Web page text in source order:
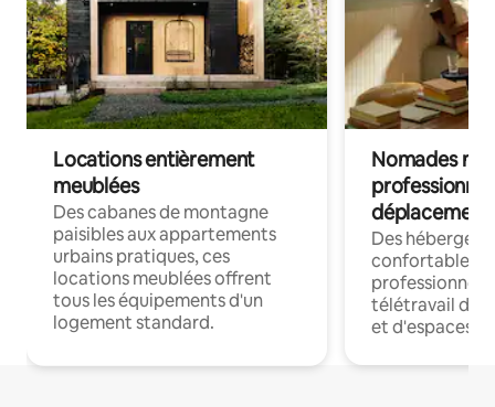
Locations entièrement
meublées
Des cabanes de montagne
paisibles aux appartements
urbains pratiques, ces
locations meublées offrent
tous les équipements d'un
logement standard.
Nomades
déplacement
Des
confortables
professionnels
télétravail
et d'espaces